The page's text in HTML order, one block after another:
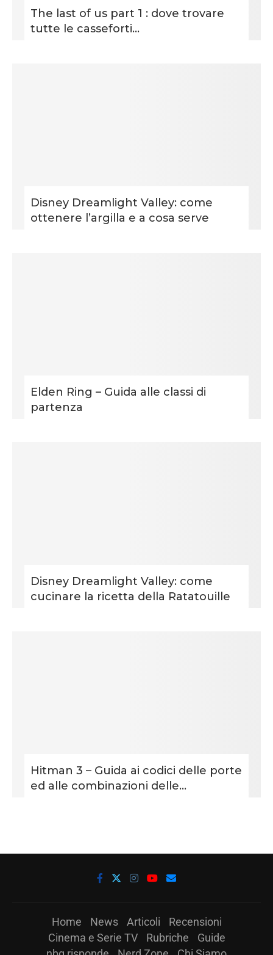
The last of us part 1 : dove trovare
tutte le casseforti...
Disney Dreamlight Valley: come
ottenere l’argilla e a cosa serve
Elden Ring – Guida alle classi di
partenza
Disney Dreamlight Valley: come
cucinare la ricetta della Ratatouille
Hitman 3 – Guida ai codici delle porte
ed alle combinazioni delle...
Home News Articoli
Recensioni
Cinema e Serie TV
Rubriche
Guide